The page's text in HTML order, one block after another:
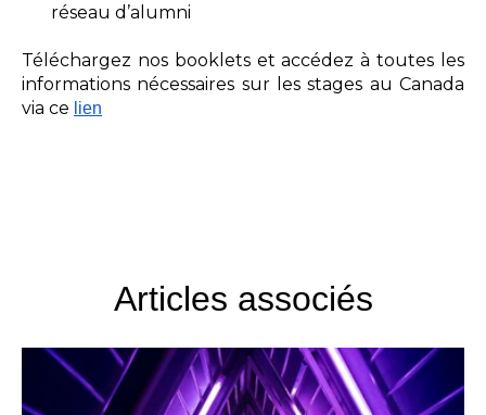
réseau d’alumni
Téléchargez nos booklets et accédez à toutes les
informations nécessaires sur les stages au Canada
via ce lien
Articles associés